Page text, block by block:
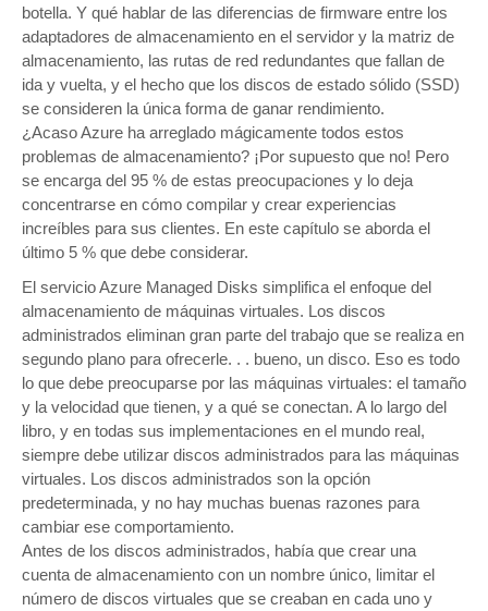
botella. Y qué hablar de las diferencias de firmware entre los
adaptadores de almacenamiento en el servidor y la matriz de
almacenamiento, las rutas de red redundantes que fallan de
ida y vuelta, y el hecho que los discos de estado sólido (SSD)
se consideren la única forma de ganar rendimiento.
¿Acaso Azure ha arreglado mágicamente todos estos
problemas de almacenamiento? ¡Por supuesto que no! Pero
se encarga del 95 % de estas preocupaciones y lo deja
concentrarse en cómo compilar y crear experiencias
increíbles para sus clientes. En este capítulo se aborda el
último 5 % que debe considerar.
El servicio Azure Managed Disks simplifica el enfoque del
almacenamiento de máquinas virtuales. Los discos
administrados eliminan gran parte del trabajo que se realiza en
segundo plano para ofrecerle. . . bueno, un disco. Eso es todo
lo que debe preocuparse por las máquinas virtuales: el tamaño
y la velocidad que tienen, y a qué se conectan. A lo largo del
libro, y en todas sus implementaciones en el mundo real,
siempre debe utilizar discos administrados para las máquinas
virtuales. Los discos administrados son la opción
predeterminada, y no hay muchas buenas razones para
cambiar ese comportamiento.
Antes de los discos administrados, había que crear una
cuenta de almacenamiento con un nombre único, limitar el
número de discos virtuales que se creaban en cada uno y